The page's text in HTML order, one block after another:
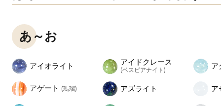
あ～お
アイオライト アイドクレース
(ベスビアナイト) ア
アゲート (瑪瑙) アズライト ア